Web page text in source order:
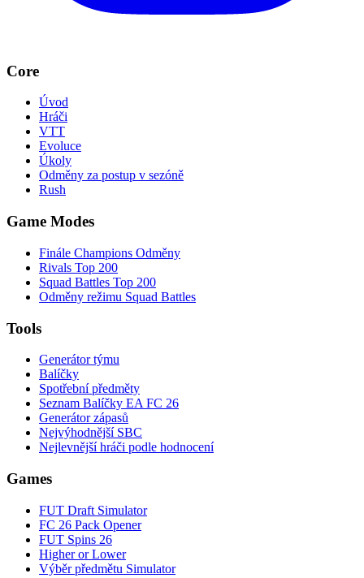
Core
Úvod
Hráči
VTT
Evoluce
Úkoly
Odměny za postup v sezóně
Rush
Game Modes
Finále Champions Odměny
Rivals Top 200
Squad Battles Top 200
Odměny režimu Squad Battles
Tools
Generátor týmu
Balíčky
Spotřební předměty
Seznam Balíčky EA FC 26
Generátor zápasů
Nejvýhodnější SBC
Nejlevnější hráči podle hodnocení
Games
FUT Draft Simulator
FC 26 Pack Opener
FUT Spins 26
Higher or Lower
Výběr předmětu Simulator